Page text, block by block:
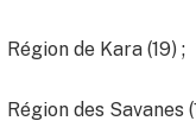
de Kara (19) ;
des Savanes